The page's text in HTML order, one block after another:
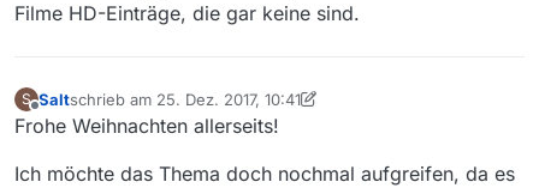
Filme HD-Einträge, die gar keine sind.
S
Offline
Saltschrieb am 25. Dez. 2017, 10:41
zuletzt editiert von Salt
Frohe Weihnachten allerseits!
Ich möchte das Thema doch nochmal aufgreifen, da es